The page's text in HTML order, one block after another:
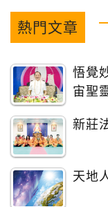
熱門文章
悟覺
宙聖
新莊
天地